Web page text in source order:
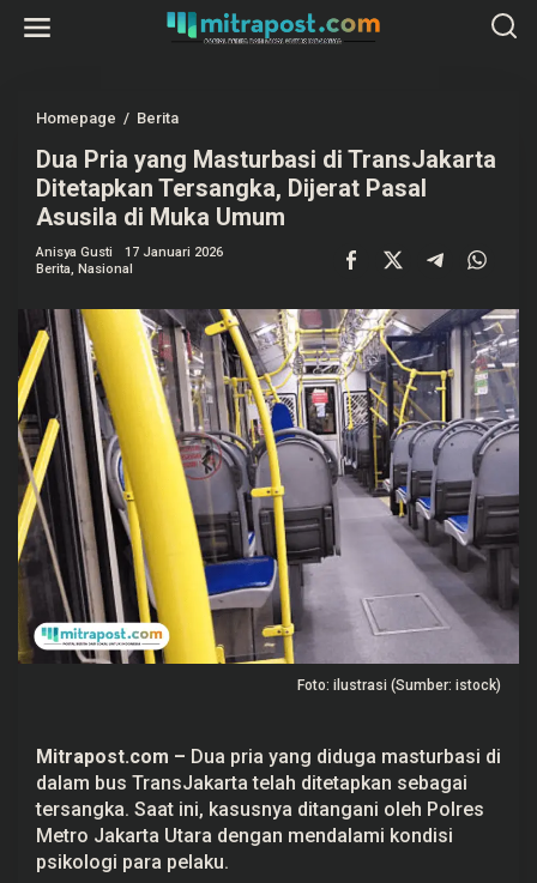
Homepage / Berita
a
P
r
i
a
a
M
a
s
t
u
r
b
a
s
d
t
e
t
a
p
k
Dua Pria yang Masturbasi di TransJakarta
Ditetapkan Tersangka, Dijerat Pasal
Asusila di Muka Umum
Anisya Gusti
17 Januari 2026
Berita, Nasional
Foto: ilustrasi (Sumber: istock)
Mitrapost.com – Dua pria yang diduga masturbasi di
dalam bus TransJakarta telah ditetapkan sebagai
tersangka. Saat ini, kasusnya ditangani oleh Polres
Metro Jakarta Utara dengan mendalami kondisi
psikologi para pelaku.